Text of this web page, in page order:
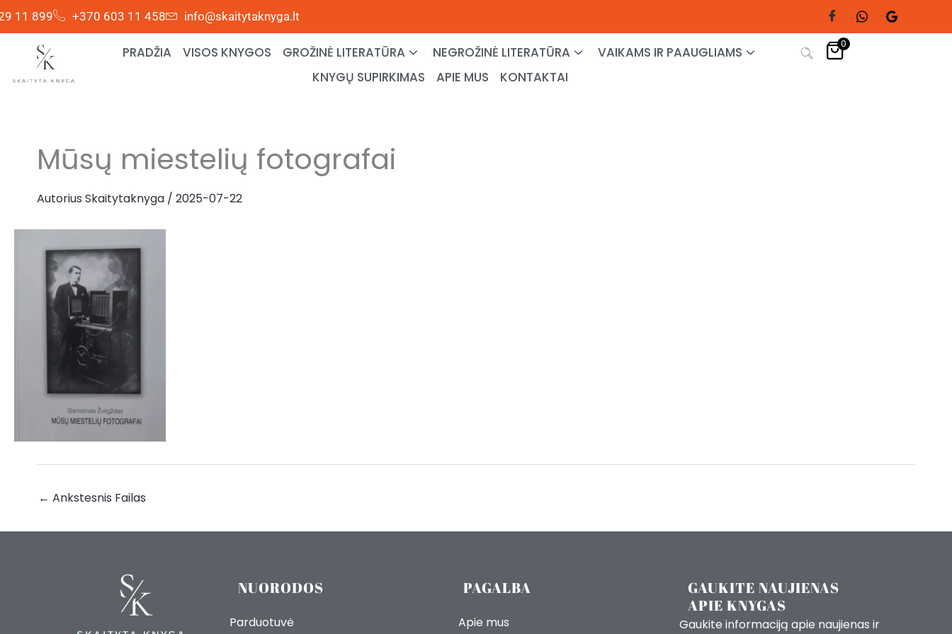
Pereiti
prie
11 899 +370 603 11 458 info@skaitytaknyga.lt
PRADŽIA VISOS KNYGOS GROŽINĖ LITERATŪRA NEGROŽINĖ LITERATŪRA
VAIKAMS IR PAAUGLIAMS
KNYGŲ SUPIRKIMAS
APIE MUS KONTAKTAI
0
Mūsų miestelių fotografai
Autorius Skaitytaknyga / 2025-07-22
← Ankstesnis Failas
NUORODOS
Parduotuvė
PAGALBA
Apie mus
GAUKITE NAUJIENAS
APIE KNYGAS
Gaukite informaciją apie naujienas ir